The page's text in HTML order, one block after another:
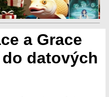
a Grace
datových